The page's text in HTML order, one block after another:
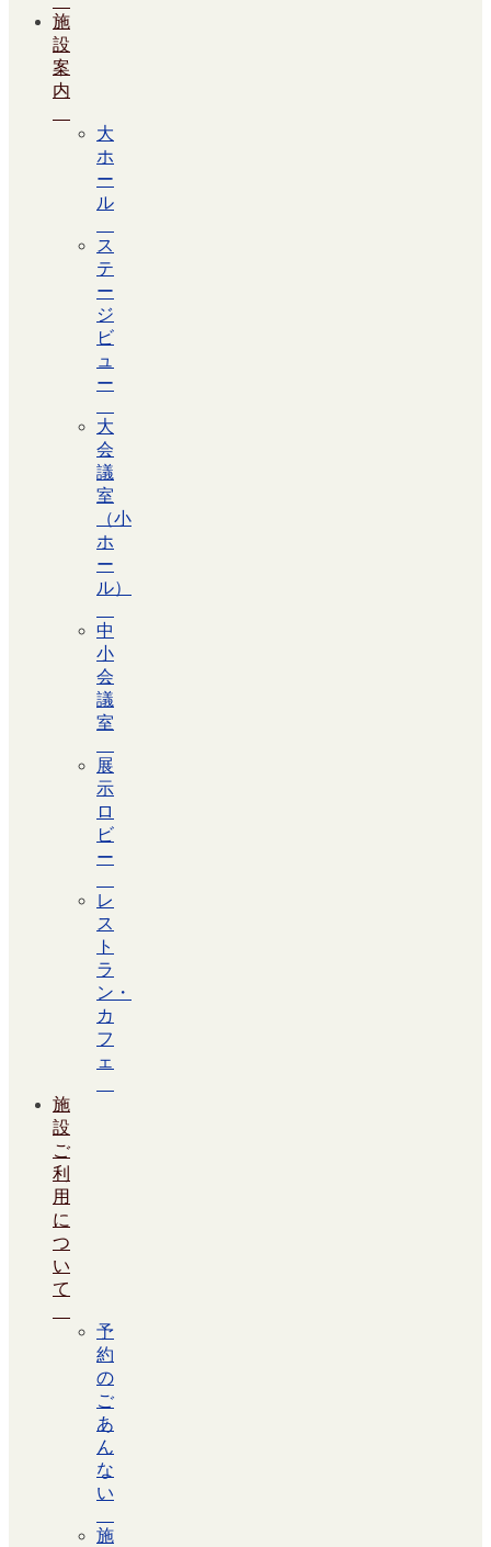
施
設
案
内
大
ホ
ー
ル
ス
テ
ー
ジ
ビ
ュ
ー
大
会
議
室
（小
ホ
ー
ル）
中
小
会
議
室
展
示
ロ
ビ
ー
レ
ス
ト
ラ
ン・
カ
フ
ェ
施
設
ご
利
用
に
つ
い
て
予
約
の
ご
あ
ん
な
い
施